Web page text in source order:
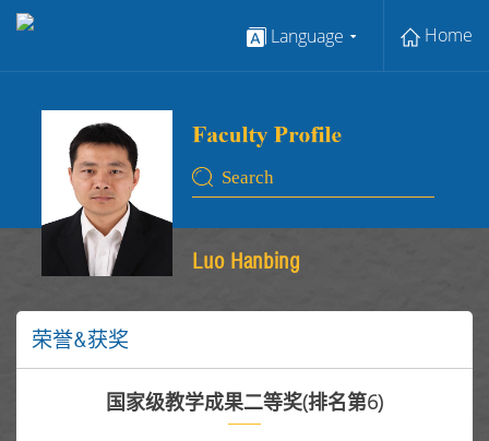
Language Home
Luo Hanbing
荣誉&获奖
国家级教学成果二等奖(排名第6)